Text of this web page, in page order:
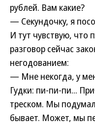
рублей. Вам какие?
— Секундочку, я
И тут чувствую, что
разговор сейчас
негодованием:
— Мне некогда, у
Гудки: пи-пи-пи...
треском. Мы
бывает. Может, мы